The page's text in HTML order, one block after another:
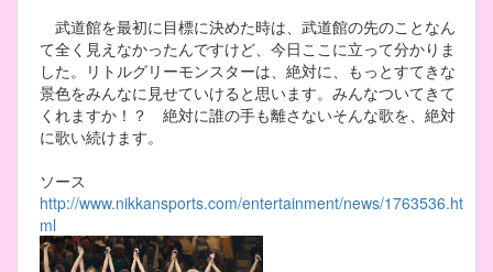
武道館を最初に目標に決めた時は、武道館の先のことなん
て全く見えなかったんですけど、今日ここに立って分かりま
した。リトルグリーモンスターは、絶対に、もっとすてきな
景色をみんなに見せていけると思います。みんなついてきて
くれますか！？ 絶対に誰の手も離さないそんな歌を、絶対
に歌い続けます。
ソース
http://www.nikkansports.com/entertainment/news/1763536.ht
ml